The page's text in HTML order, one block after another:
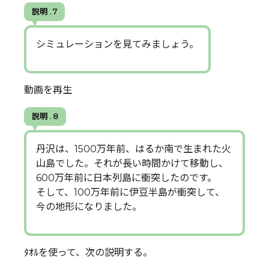
説明 . 7
シミュレーションを見てみましょう。
動画を再生
説明 . 8
丹沢は、1500万年前、はるか南で生まれた火
山島でした。それが長い時間かけて移動し、
600万年前に日本列島に衝突したのです。
そして、100万年前に伊豆半島が衝突して、
今の地形になりました。
ﾀｵﾙを使って、次の説明する。